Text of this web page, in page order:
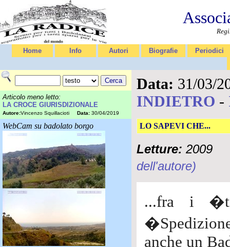
Home Info Autori Biografie Periodici
Articolo meno letto:
LA CROCE GIURISDIZIONALE
Autore:Vincenzo Squillacioti Data: 30/04/2019
WebCam su badolato borgo
Data: 31/03/
INDIETRO -
LO SAPEVI CHE...
Letture: 2009
dell'autore)
...fra i
anche un